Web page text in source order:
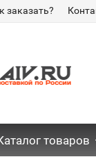
заказать?
товаров